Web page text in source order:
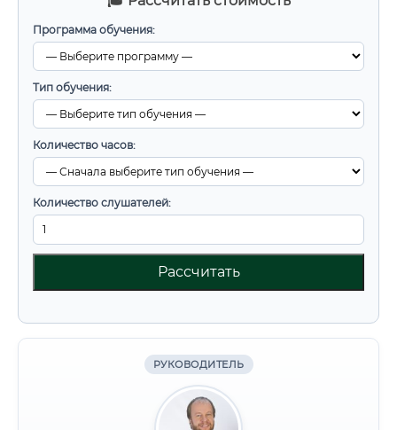
Программа обучения:
Тип обучения:
Количество часов:
Количество слушателей:
Рассчитать
РУКОВОДИТЕЛЬ